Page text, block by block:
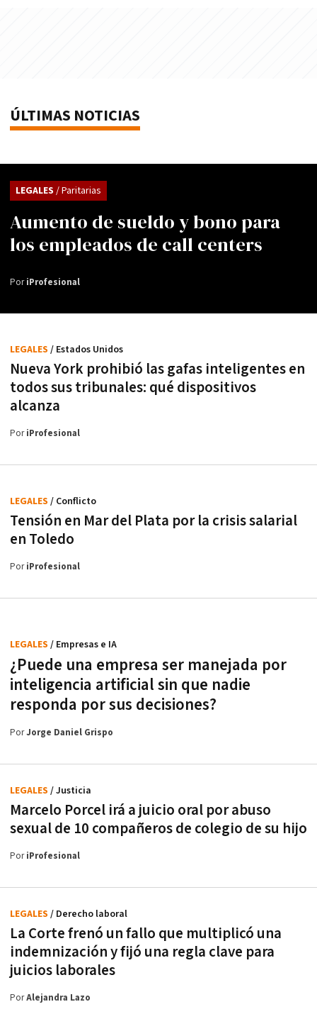
ÚLTIMAS NOTICIAS
Aumento de sueldo y bono para
los empleados de call centers
LEGALES / Paritarias
PoriProfesional
Nueva York prohibió las gafas inteligentes en
todos sus tribunales: qué dispositivos
alcanza
LEGALES / Estados Unidos
PoriProfesional
Tensión en Mar del Plata por la crisis salarial
en Toledo
LEGALES / Conflicto
PoriProfesional
¿Puede una empresa ser manejada por
inteligencia artificial sin que nadie
responda por sus decisiones?
LEGALES / Empresas e IA
PorJorge Daniel Grispo
Marcelo Porcel irá a juicio oral por abuso
sexual de 10 compañeros de colegio de su hijo
LEGALES / Justicia
PoriProfesional
La Corte frenó un fallo que multiplicó una
indemnización y fijó una regla clave para
juicios laborales
LEGALES / Derecho laboral
PorAlejandra Lazo